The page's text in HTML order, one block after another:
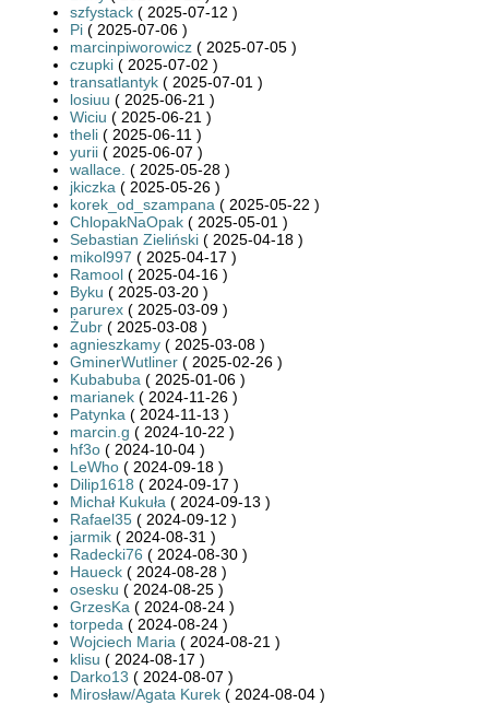
szfystack ( 2025-07-12 )
Pi ( 2025-07-06 )
marcinpiworowicz ( 2025-07-05 )
czupki ( 2025-07-02 )
transatlantyk ( 2025-07-01 )
losiuu ( 2025-06-21 )
Wiciu ( 2025-06-21 )
theli ( 2025-06-11 )
yurii ( 2025-06-07 )
wallace. ( 2025-05-28 )
jkiczka ( 2025-05-26 )
korek_od_szampana ( 2025-05-22 )
ChlopakNaOpak ( 2025-05-01 )
Sebastian Zieliński ( 2025-04-18 )
mikol997 ( 2025-04-17 )
Ramool ( 2025-04-16 )
Byku ( 2025-03-20 )
parurex ( 2025-03-09 )
Żubr ( 2025-03-08 )
agnieszkamy ( 2025-03-08 )
GminerWutliner ( 2025-02-26 )
Kubabuba ( 2025-01-06 )
marianek ( 2024-11-26 )
Patynka ( 2024-11-13 )
marcin.g ( 2024-10-22 )
hf3o ( 2024-10-04 )
LeWho ( 2024-09-18 )
Dilip1618 ( 2024-09-17 )
Michał Kukuła ( 2024-09-13 )
Rafael35 ( 2024-09-12 )
jarmik ( 2024-08-31 )
Radecki76 ( 2024-08-30 )
Haueck ( 2024-08-28 )
osesku ( 2024-08-25 )
GrzesKa ( 2024-08-24 )
torpeda ( 2024-08-24 )
Wojciech Maria ( 2024-08-21 )
klisu ( 2024-08-17 )
Darko13 ( 2024-08-07 )
Mirosław/Agata Kurek ( 2024-08-04 )